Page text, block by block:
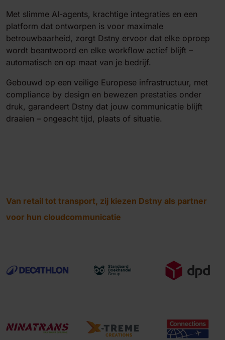
Met slimme AI-agents, krachtige integraties en een
platform dat ontworpen is voor maximale
betrouwbaarheid, zorgt Dstny ervoor dat elke oproep
wordt beantwoord en elke workflow actief blijft –
automatisch en op maat van je bedrijf.
Gebouwd op een veilige Europese infrastructuur, met
compliance by design en bewezen prestaties onder
druk, garandeert Dstny dat jouw communicatie blijft
draaien – ongeacht tijd, plaats of situatie.
Van retail tot transport, zij kiezen Dstny als partner
voor hun cloudcommunicatie